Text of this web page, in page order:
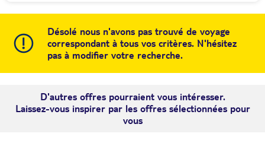
Désolé nous n'avons pas trouvé de voyage
correspondant à tous vos critères. N'hésitez
pas à modifier votre recherche.
D'autres offres pourraient vous intéresser.
Laissez-vous inspirer par les offres sélectionnées pour
vous